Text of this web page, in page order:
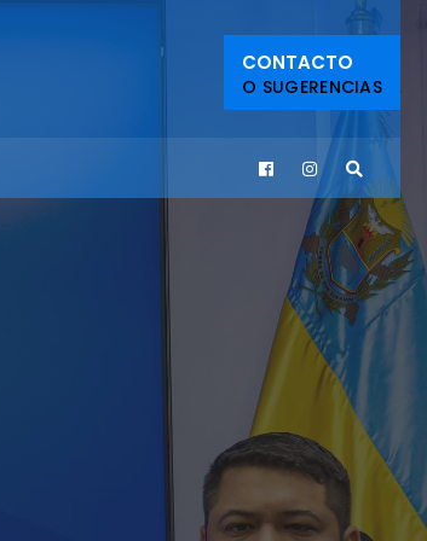
CONTACTO
O SUGERENCIAS